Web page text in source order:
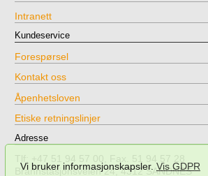
Vi bruker informasjonskapsler.Vis GDPR
Intranett
Kundeservice
Forespørsel
Kontakt oss
Åpenhetsloven
Etiske retningslinjer
Adresse
Tlf: +47 51 94 57 00, Fax. 51 94 57 28
Brannstasjonsveien 24, 4312 SANDNES